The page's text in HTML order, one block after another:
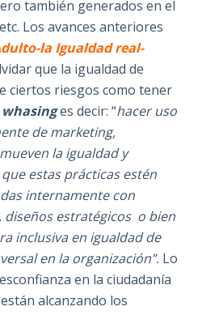
también generados en el
Los avances anteriores
la Igualdad real-
que la igualdad de
ciertos riesgos como tener
es decir: “hacer uso
de marketing,
la igualdad y
estas prácticas estén
internamente con
diseños estratégicos o bien
inclusiva en igualdad de
en la organización”.Lo
en la ciudadanía
alcanzando los